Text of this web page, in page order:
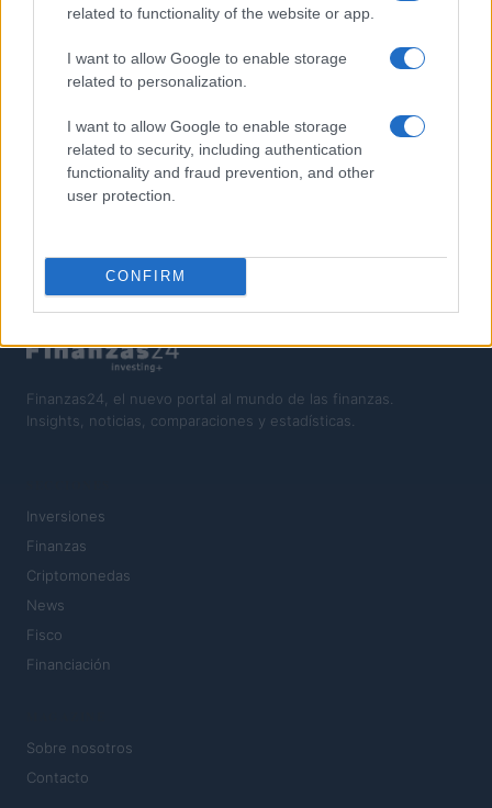
related to functionality of the website or app.
I want to allow Google to enable storage
related to personalization.
I want to allow Google to enable storage
related to security, including authentication
functionality and fraud prevention, and other
user protection.
CONFIRM
El oro alcanza un récord histórico al superar los 4.400 dólares
Cómo construir tu propio aparato electrónico
Brent cae a 91.82 USD y arrastra a materias primas clave
El euro cede terreno frente al dólar y el yen acelera su caída
Finanzas24, el nuevo portal al mundo de las finanzas.
Insights, noticias, comparaciones y estadísticas.
Inversiones
Finanzas
Criptomonedas
News
Fisco
Financiación
Sobre nosotros
Contacto